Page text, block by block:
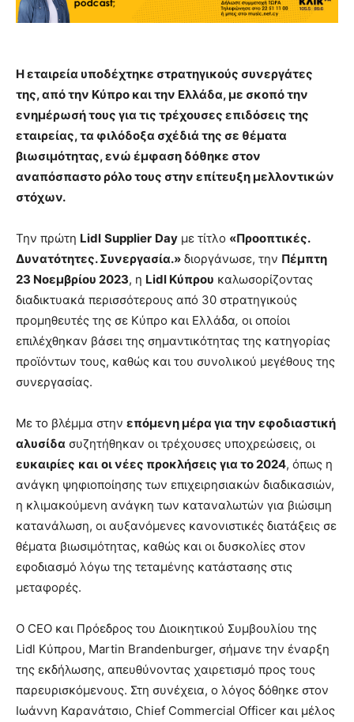
Η εταιρεία υποδέχτηκε στρατηγικούς συνεργάτες
της, από την Κύπρο και την Ελλάδα, με σκοπό την
ενημέρωσή τους για τις τρέχουσες επιδόσεις της
εταιρείας, τα φιλόδοξα σχέδιά της σε θέματα
βιωσιμότητας, ενώ έμφαση δόθηκε στον
αναπόσπαστο ρόλο τους στην επίτευξη μελλοντικών
στόχων.
Την πρώτη Lidl Supplier Day με τίτλο «Προοπτικές.
Δυνατότητες. Συνεργασία.» διοργάνωσε, την Πέμπτη
23 Νοεμβρίου 2023, η Lidl Κύπρου καλωσορίζοντας
διαδικτυακά περισσότερους από 30 στρατηγικούς
προμηθευτές της σε Κύπρο και Ελλάδα, οι οποίοι
επιλέχθηκαν βάσει της σημαντικότητας της κατηγορίας
προϊόντων τους, καθώς και του συνολικού μεγέθους της
συνεργασίας.
Με το βλέμμα στην επόμενη μέρα για την εφοδιαστική
αλυσίδα συζητήθηκαν οι τρέχουσες υποχρεώσεις, οι
ευκαιρίες και οι νέες προκλήσεις για το 2024, όπως η
ανάγκη ψηφιοποίησης των επιχειρησιακών διαδικασιών,
η κλιμακούμενη ανάγκη των καταναλωτών για βιώσιμη
κατανάλωση, οι αυξανόμενες κανονιστικές διατάξεις σε
θέματα βιωσιμότητας, καθώς και οι δυσκολίες στον
εφοδιασμό λόγω της τεταμένης κατάστασης στις
μεταφορές.
Ο CEO και Πρόεδρος του Διοικητικού Συμβουλίου της
Lidl Κύπρου, Martin Brandenburger, σήμανε την έναρξη
της εκδήλωσης, απευθύνοντας χαιρετισμό προς τους
παρευρισκόμενους. Στη συνέχεια, ο λόγος δόθηκε στον
Ιωάννη Καρανάτσιο, Chief Commercial Officer και μέλος